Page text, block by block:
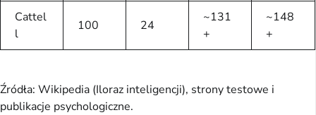
Cattel
l
100 24
~131
+
~148
+
Źródła: Wikipedia (Iloraz inteligencji), strony testowe i
publikacje psychologiczne.